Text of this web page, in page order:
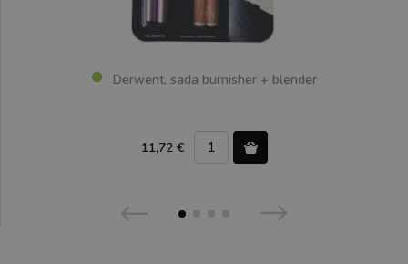
Derwent, sada burnisher + blender
11,72 €